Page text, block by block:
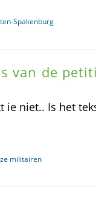
Spakenburg
van de
ie niet.. Is het
militairen